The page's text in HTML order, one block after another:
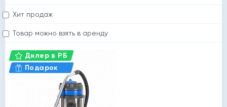
Хит продаж
Товар можно взять в аренду
Дилер в РБ
Подарок